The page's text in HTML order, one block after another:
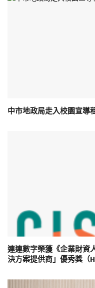
中市地政局走入校園宣
連連數字榮獲《企業財資
決方案提供商」優秀獎（